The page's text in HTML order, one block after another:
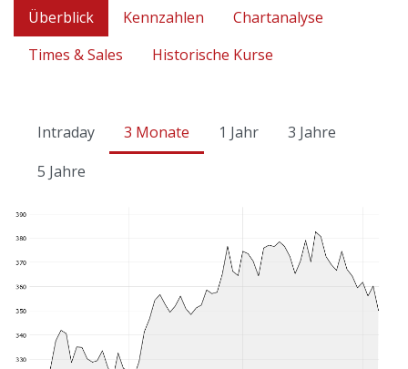
Überblick Kennzahlen
Chartanalyse
Times & Sales
Historische Kurse
Intraday 3 Monate 1 Jahr
3 Jahre
5 Jahre